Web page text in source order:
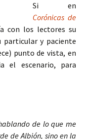
Si en
Corónicas de
con los lectores su
particular y paciente
punto de vista, en
el escenario, para
de lo que me
de Albión, sino en la